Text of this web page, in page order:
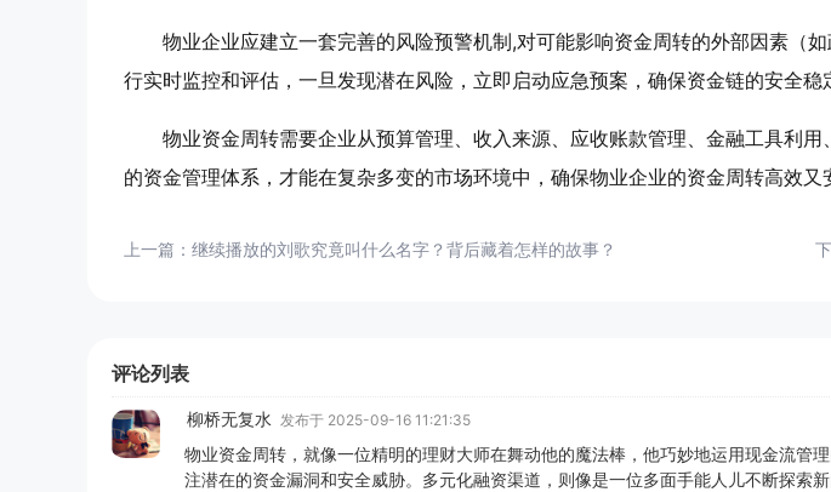
物业企业应建立一套完善的风险预警机制,对可能影响资金周转的外部因素（
行实时监控和评估，一旦发现潜在风险，立即启动应急预案，确保资金链的安全稳
物业资金周转需要企业从预算管理、收入来源、应收账款管理、金融工具利
的资金管理体系，才能在复杂多变的市场环境中，确保物业企业的资金周转高效又
上一篇： 继续播放的刘歌究竟叫什么名字？背后藏着怎样的故事？
评论列表
柳桥无复水 发布于 2025-09-16 11:21:35
物业资金周转，就像一位精明的理财大师在舞动他的魔法棒，他巧妙地运用现金流
注潜在的资金漏洞和安全威胁。多元化融资渠道，则像是一位多面手能人儿不断探